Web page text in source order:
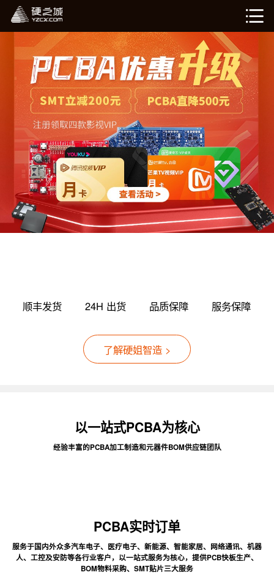
硬姐智造
在线计价（敬请期待）
我的订单（敬请期待）
企业介绍
新闻资讯
退出登录
顺丰发货 24H 出货 品质保障 服务保障
了解硬姐智造 >
以一站式PCBA为核心
经验丰富的PCBA加工制造和元器件BOM供应链团队
PCBA实时订单
服务于国内外众多汽车电子、医疗电子、新能源、智能家居、网络通讯、机器
人、工控及安防等各行业客户，以一站式服务为核心，提供PCB快板生产、
BOM物料采购、SMT贴片三大服务